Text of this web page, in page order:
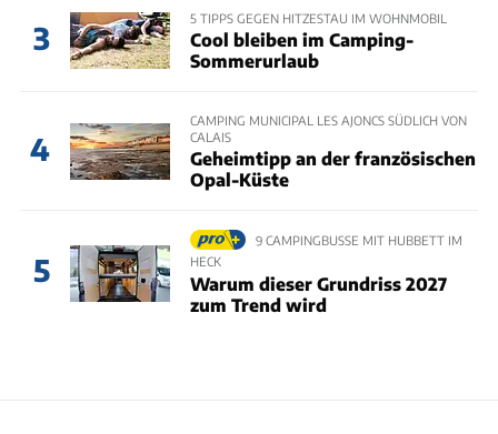
3
5 TIPPS GEGEN HITZESTAU IM WOHNMOBIL
Cool bleiben im Camping-
Sommerurlaub
4
CAMPING MUNICIPAL LES AJONCS SÜDLICH VON
CALAIS
Geheimtipp an der französischen
Opal-Küste
5
9 CAMPINGBUSSE MIT HUBBETT IM
HECK
Warum dieser Grundriss 2027
zum Trend wird